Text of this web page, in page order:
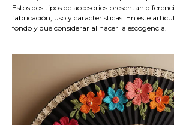
Estos dos tipos de accesorios presentan
fabricación, uso y características. En este
fondo y qué considerar al hacer la escogencia.